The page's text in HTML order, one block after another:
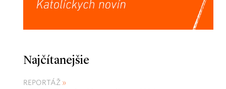
Najčítanejšie
REPORTÁŽ